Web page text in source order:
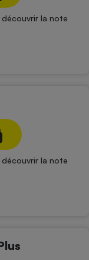
la note
la note